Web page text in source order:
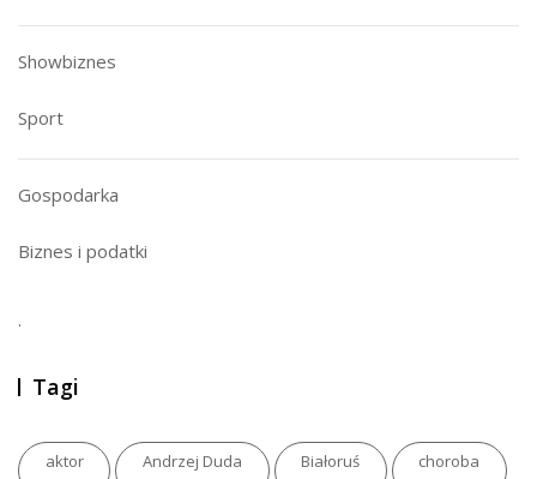
Showbiznes
Sport
Gospodarka
Biznes i podatki
.
Tagi
aktor Andrzej Duda Białoruś choroba